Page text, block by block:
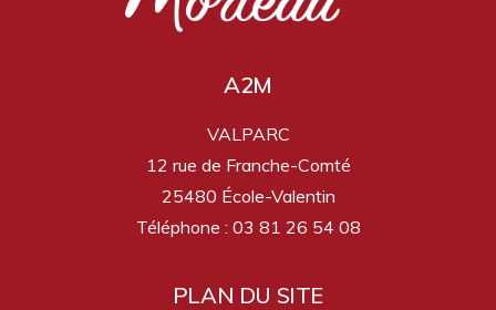
A2M
VALPARC
12 rue de Franche-Comté
25480 École-Valentin
Téléphone : 03 81 26 54 08
PLAN DU SITE